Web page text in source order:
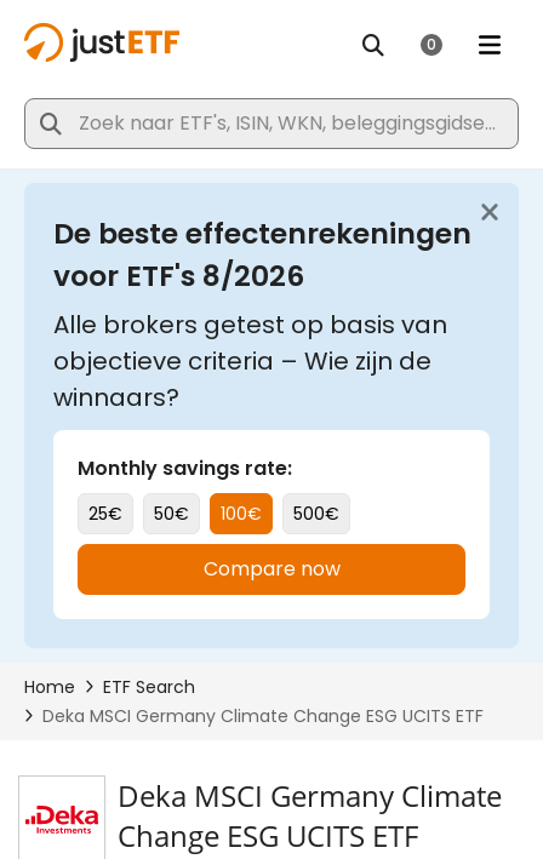
Deka MSCI Germany Climate
Change ESG UCITS ETF